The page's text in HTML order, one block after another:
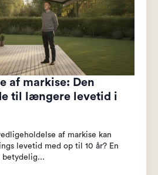
af markise: Den
til længere levetid i
af markise kan
levetid med op til 10 år? En
betydelig...